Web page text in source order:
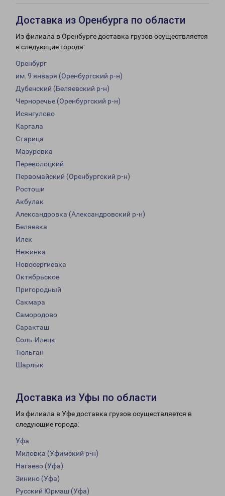
Доставка из Оренбурга по области
Из филиала в Оренбурге доставка грузов осуществляется
в следующие города:
Оренбург
им. 9 января (Оренбургский р-н)
Дубенский (Беляевский р-н)
Черноречье (Оренбургский р-н)
Исянгулово
Каргала
Старица
Мазуровка
Переволоцкий
Первомайский (Оренбургский р-н)
Ростоши
Акбулак
Александровка (Александровский р-н)
Беляевка
Илек
Нежинка
Новосергиевка
Октябрьское
Пригородный
Сакмара
Самородово
Саракташ
Соль-Илецк
Тюльган
Шарлык
Доставка из Уфы по области
Из филиала в Уфе доставка грузов осуществляется в
следующие города:
Уфа
Миловка (Уфимский р-н)
Нагаево (Уфа)
Зинино (Уфа)
Русский Юрмаш (Уфа)